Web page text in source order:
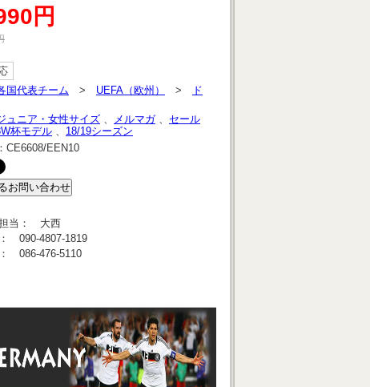
円
国代表チーム > UEFA（欧州） >
ド
ュニア・女性サイズ 、 メルマガ、 セール
杯モデル 、 18/19シーズン
CE6608/EEN10
大西
090-4807-1819
086-476-5110